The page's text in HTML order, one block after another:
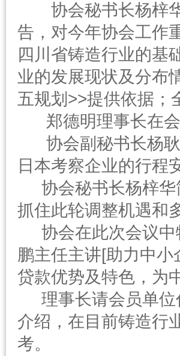
协会秘书长杨梓华
告，对今年协会工作
四川省铸造行业的基
业的发展现状及分布
五规划>>提供依据；
郑德明理事长在会
协会副秘书长杨耿
日本考察企业的行程
协会秘书长杨梓华
抓住此轮调整机遇和
协会在此次会议中
鹏主任主讲[助力中
贷款优势及特色，为
理事长请会员单位
介绍，在目前铸造行
考。